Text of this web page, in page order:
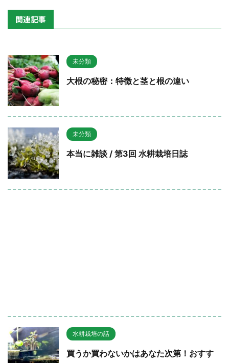
関連記事
未分類
大根の秘密：特徴と茎と根の違い
未分類
本当に雑談 / 第3回 水耕栽培日誌
水耕栽培の話
買うか買わないかはあなた次第！おすす